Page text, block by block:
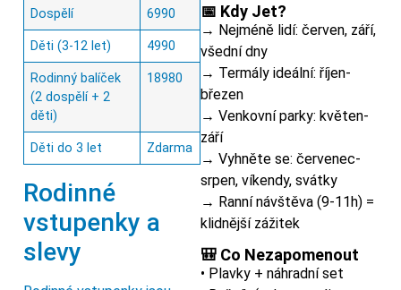
Dospělí 6990
Děti (3-12 let) 4990
Rodinný balíček
(2 dospělí + 2
děti)
18980
Děti do 3 let Zdarma
Rodinné
vstupenky a
slevy
📅 Kdy Jet?
→ Nejméně lidí: červen, září,
všední dny
→ Termály ideální: říjen-
březen
→ Venkovní parky: květen-
září
→ Vyhněte se: červenec-
srpen, víkendy, svátky
→ Ranní návštěva (9-11h) =
klidnější zážitek
🎒 Co Nezapomenout
• Plavky + náhradní set